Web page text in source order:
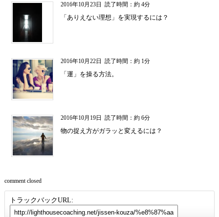
2016年10月23日 読了時間：約 4分
「ありえない理想」を実現するには？
2016年10月22日 読了時間：約 1分
「運」を操る方法。
2016年10月19日 読了時間：約 6分
物の捉え方がガラッと変えるには？
comment closed
トラックバックURL: